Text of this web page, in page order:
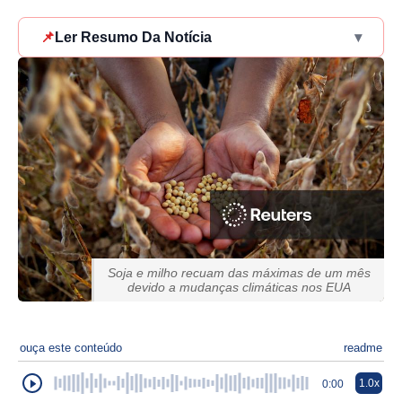
📌 Ler Resumo Da Notícia ▾
Soja e milho recuam das máximas de um mês
devido a mudanças climáticas nos EUA
ouça este conteúdo readme
0:00 1.0x